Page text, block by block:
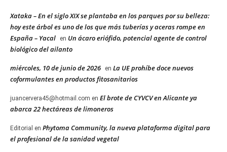
Xataka – En el siglo XIX se plantaba en los parques por su belleza:
hoy este árbol es uno de los que más tuberías y aceras rompe en
España – Yacal
en Un ácaro eriófido, potencial agente de control
biológico del ailanto
miércoles, 10 de junio de 2026 en La UE prohíbe doce nuevos
coformulantes en productos fitosanitarios
juancervera45@hotmail.com en El brote de CYVCV en Alicante ya
abarca 22 hectáreas de limoneros
Editorial en Phytoma Community, la nueva plataforma digital para
el profesional de la sanidad vegetal